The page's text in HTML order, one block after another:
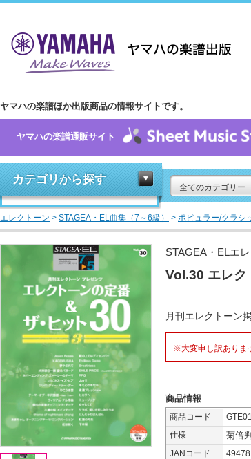
ヤマハの楽譜ほか出版商品の情報サイトです。
ヤマハの楽譜通販サイト
カテゴリから探す
全てのカテゴリー
エレクトーン > STAGEA・EL曲集（7～6級） > ポピュラー/クラシ
STAGEA・ELエ
Vol.30 エレク
月刊エレクトーン
※大変申し訳ありま
商品情報
商品コード
仕様
菊倍
JANコード